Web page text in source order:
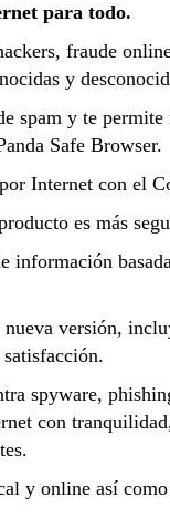
para todo.
fraude
y
spam y te
Safe Browser.
Internet con el
es más
información
versión,
spyware,
con
y online así